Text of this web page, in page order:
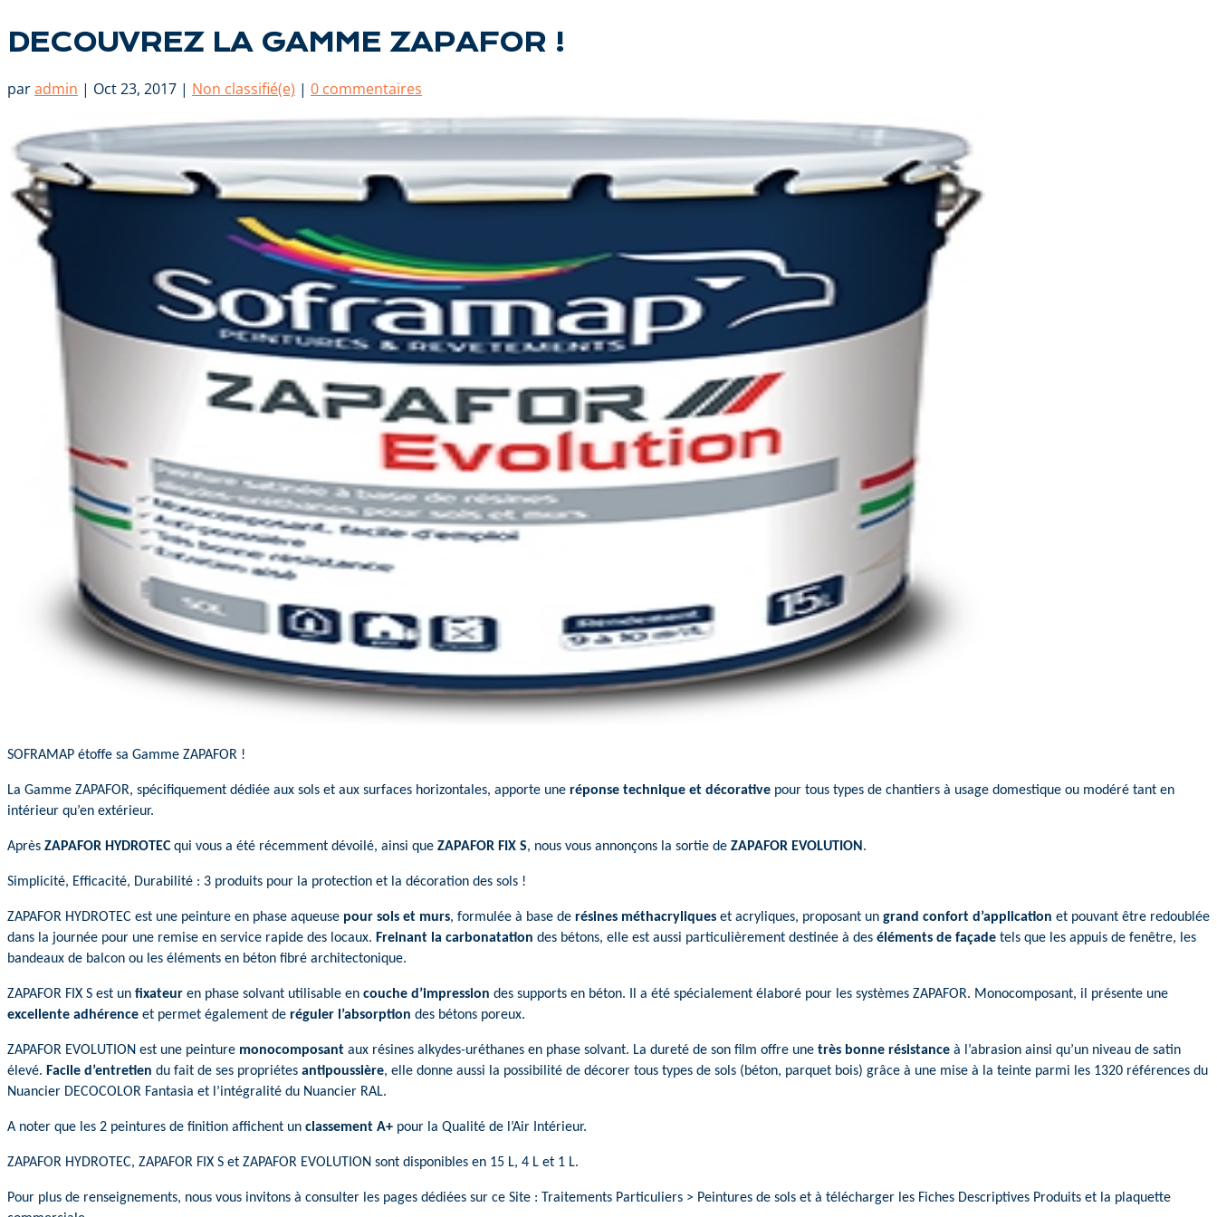
DECOUVREZ LA GAMME ZAPAFOR !
paradmin | Oct 23, 2017 | Non classifié(e) | 0 commentaires
SOFRAMAP étoffe sa Gamme ZAPAFOR !
La Gamme ZAPAFOR, spécifiquement dédiée aux sols et aux surfaces horizontales, apporte une réponse technique et décorative pour tous types de chantiers à usage domestique ou modéré tant en
intérieur qu’en extérieur.
Après ZAPAFOR HYDROTECqui vous a été récemment dévoilé, ainsi que ZAPAFOR FIX S, nous vous annonçons la sortie de ZAPAFOR EVOLUTION .
Simplicité, Efficacité, Durabilité : 3 produits pour la protection et la décoration des sols !
ZAPAFOR HYDROTEC est une peinture en phase aqueuse pour sols et murs, formulée à base de résines méthacryliques et acryliques, proposant un grand confort d’application et pouvant être redoublée
dans la journée pour une remise en service rapide des locaux. Freinant la carbonatation des bétons, elle est aussi particulièrement destinée à des éléments de façade tels que les appuis de fenêtre, les
bandeaux de balcon ou les éléments en béton fibré architectonique.
ZAPAFOR FIX S est un fixateur en phase solvant utilisable en couche d’impression des supports en béton. Il a été spécialement élaboré pour les systèmes ZAPAFOR. Monocomposant, il présente une
excellente adhérence et permet également de réguler l’absorption des bétons poreux.
ZAPAFOR EVOLUTION est une peinture monocomposant aux résines alkydes-uréthanes en phase solvant. La dureté de son film offre une très bonne résistance à l’abrasion ainsi qu’un niveau de satin
élevé. Facile d’entretien du fait de ses propriétes antipoussière, elle donne aussi la possibilité de décorer tous types de sols (béton, parquet bois) grâce à une mise à la teinte parmi les 1320 références du
Nuancier DECOCOLOR Fantasia et l’intégralité du Nuancier RAL.
A noter que les 2 peintures de finition affichent un classement A+ pour la Qualité de l’Air Intérieur.
ZAPAFOR HYDROTEC, ZAPAFOR FIX S et ZAPAFOR EVOLUTION sont disponibles en 15 L, 4 L et 1 L.
Pour plus de renseignements, nous vous invitons à consulter les pages dédiées sur ce Site : Traitements Particuliers > Peintures de sols et à télécharger les Fiches Descriptives Produits et la plaquette